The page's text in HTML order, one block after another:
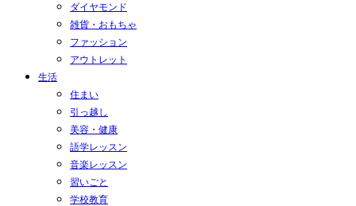
ダイヤモンド
雑貨・おもちゃ
ファッション
アウトレット
生活
住まい
引っ越し
美容・健康
語学レッスン
音楽レッスン
習いごと
学校教育